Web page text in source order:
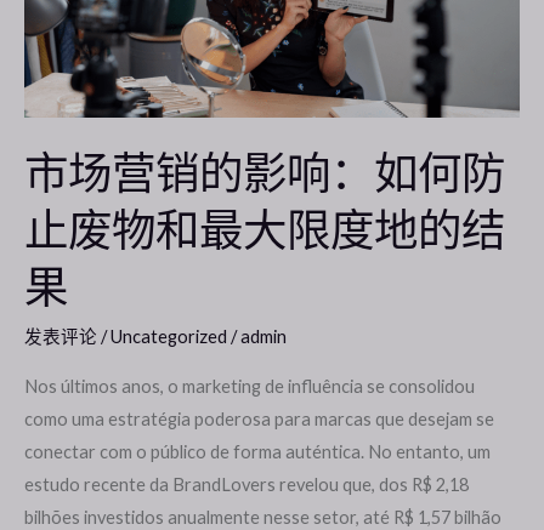
市场营销的影响：如何防
止废物和最大限度地的结
果
发表评论 /Uncategorized /admin
Nos últimos anos, o marketing de influência se consolidou
como uma estratégia poderosa para marcas que desejam se
conectar com o público de forma auténtica. No entanto, um
estudo recente da BrandLovers revelou que, dos R$ 2,18
bilhões investidos anualmente nesse setor, até R$ 1,57 bilhão
的
影
响：
如
废
物
和
最
大
的